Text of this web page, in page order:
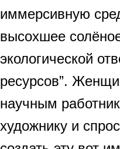
иммерсивную
высохшее
экологической
ресурсов”.
научным
художнику и